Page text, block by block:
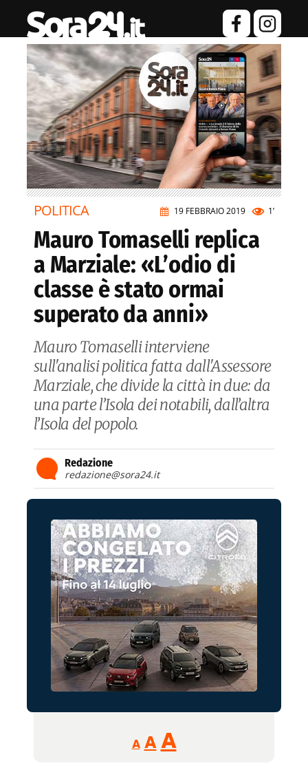
19 FEBBRAIO 2019 1’
POLITICA
Mauro Tomaselli replica
a Marziale: «L’odio di
classe è stato ormai
superato da anni»
Mauro Tomaselli interviene
sull'analisi politica fatta dall'Assessore
Marziale, che divide la città in due: da
una parte l’Isola dei notabili, dall’altra
l’Isola del popolo.
Redazione
redazione@sora24.it
A
Reducir
tamaño
A Restablecer
AAumentar